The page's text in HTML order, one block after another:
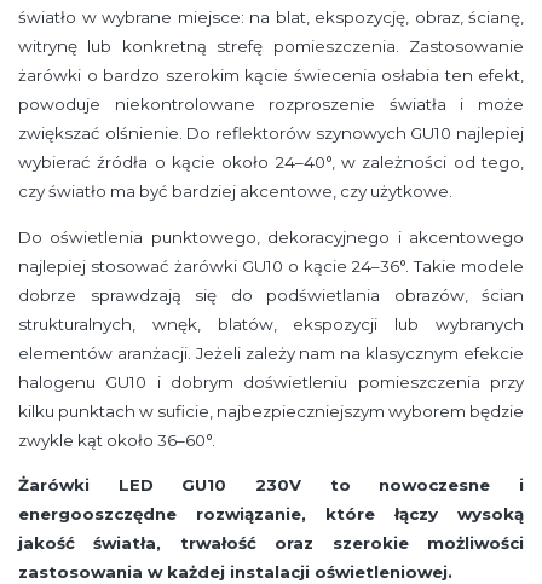
światło w wybrane miejsce: na blat, ekspozycję, obraz, ścianę,
witrynę lub konkretną strefę pomieszczenia. Zastosowanie
żarówki o bardzo szerokim kącie świecenia osłabia ten efekt,
powoduje niekontrolowane rozproszenie światła i może
zwiększać olśnienie. Do reflektorów szynowych GU10 najlepiej
wybierać źródła o kącie około 24–40°, w zależności od tego,
czy światło ma być bardziej akcentowe, czy użytkowe.
Do oświetlenia punktowego, dekoracyjnego i akcentowego
najlepiej stosować żarówki GU10 o kącie 24–36°. Takie modele
dobrze sprawdzają się do podświetlania obrazów, ścian
strukturalnych, wnęk, blatów, ekspozycji lub wybranych
elementów aranżacji. Jeżeli zależy nam na klasycznym efekcie
halogenu GU10 i dobrym doświetleniu pomieszczenia przy
kilku punktach w suficie, najbezpieczniejszym wyborem będzie
zwykle kąt około 36–60°.
Żarówki LED GU10 230V to nowoczesne i
energooszczędne rozwiązanie, które łączy wysoką
jakość światła, trwałość oraz szerokie możliwości
zastosowania w każdej instalacji oświetleniowej.